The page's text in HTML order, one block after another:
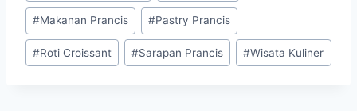
#Makanan Prancis #Pastry Prancis
#Roti Croissant #Sarapan Prancis #Wisata Kuliner